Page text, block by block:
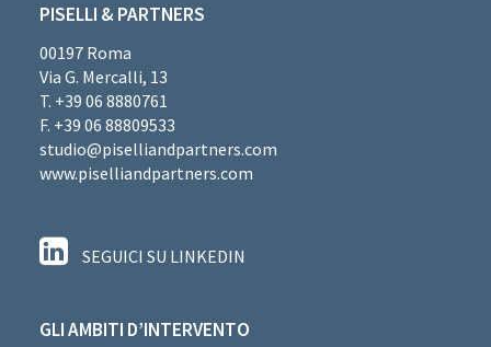
PISELLI & PARTNERS
00197 Roma
Via G. Mercalli, 13
T. +39 06 8880761
F. +39 06 88809533
studio@piselliandpartners.com
www.piselliandpartners.com
SEGUICI SU LINKEDIN
GLI AMBITI D’INTERVENTO